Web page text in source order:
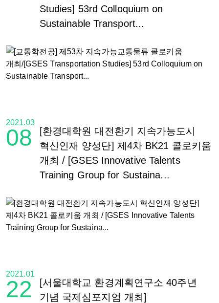
Studies] 53rd Colloquium on
Sustainable Transport...
2021.03
08
[환경대학원 대전환기 지속가능도시
혁신인재 양성단] 제4차 BK21 콜로키움
개최 / [GSES Innovative Talents
Training Group for Sustaina...
2021.01
22
[서울대학교 환경계획연구소 40주년
기념 국제심포지엄 개최]